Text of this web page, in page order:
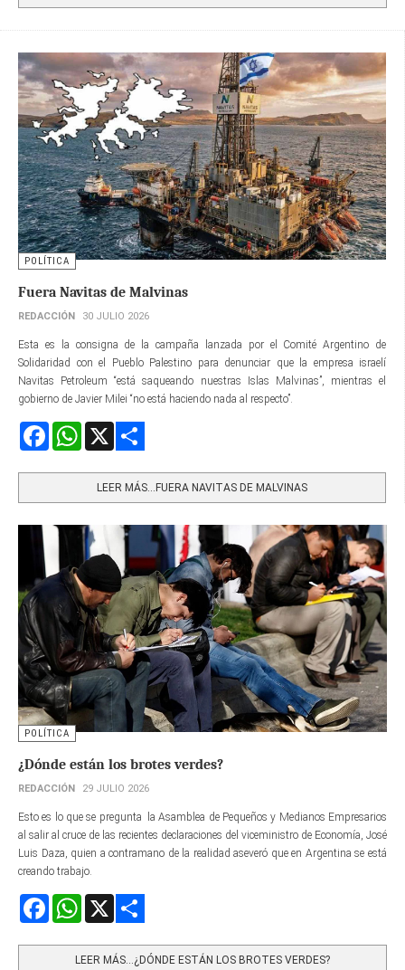
POLÍTICA
Fuera Navitas de Malvinas
REDACCIÓN 30 JULIO 2026
Esta es la consigna de la campaña lanzada por el Comité Argentino de
Solidaridad con el Pueblo Palestino para denunciar que la empresa israelí
Navitas Petroleum “está saqueando nuestras Islas Malvinas”, mientras el
gobierno de Javier Milei “no está haciendo nada al respecto”.
FacebookWhatsApp
LEER MÁS…FUERA NAVITAS DE MALVINAS
POLÍTICA
¿Dónde están los brotes verdes?
REDACCIÓN 29 JULIO 2026
Esto es lo que se pregunta la Asamblea de Pequeños y Medianos Empresarios
al salir al cruce de las recientes declaraciones del viceministro de Economía, José
Luis Daza, quien a contramano de la realidad aseveró que en Argentina se está
creando trabajo.
FacebookWhatsApp
LEER MÁS…¿DÓNDE ESTÁN LOS BROTES VERDES?